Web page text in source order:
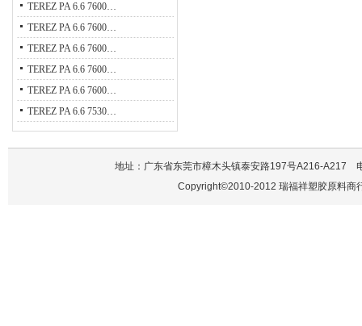
TEREZ PA 6.6 7600…
TEREZ PA 6.6 7600…
TEREZ PA 6.6 7600…
TEREZ PA 6.6 7600…
TEREZ PA 6.6 7600…
TEREZ PA 6.6 7530…
地址：广东省东莞市樟木头镇泰安路197号A216-
Copyright©2010-2012 瑞福祥塑胶原料